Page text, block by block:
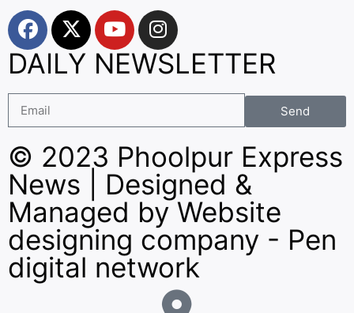
DAILY NEWSLETTER
Send
© 2023 Phoolpur Express
News | Designed &
Managed byWebsite
designing company - Pen
digital network